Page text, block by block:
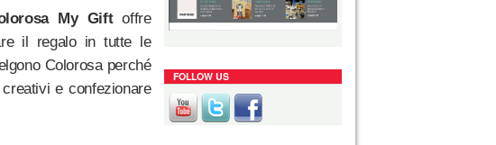
My Giftoffre
il regalo in tutte le
Colorosa perché
e confezionare
FOLLOW US